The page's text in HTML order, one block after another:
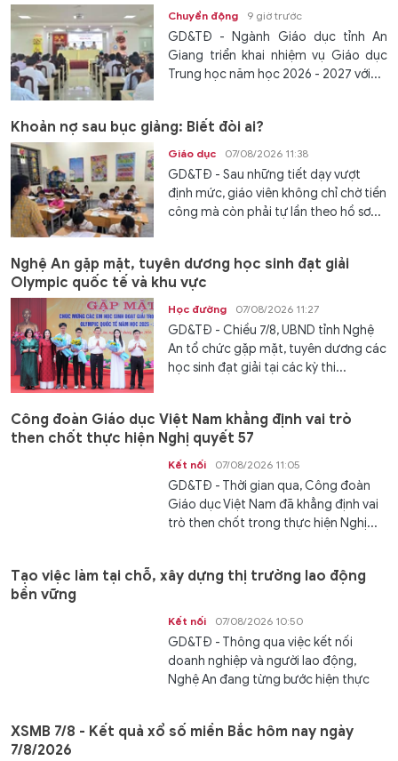
Chuyển động 9 giờ trước
GD&TĐ - Ngành Giáo dục tỉnh An
Giang triển khai nhiệm vụ Giáo dục
Trung học năm học 2026 - 2027 với...
Khoản nợ sau bục giảng: Biết đòi ai?
Giáo dục 07/08/2026 11:38
GD&TĐ - Sau những tiết dạy vượt
định mức, giáo viên không chỉ chờ tiền
công mà còn phải tự lần theo hồ sơ...
Nghệ An gặp mặt, tuyên dương học sinh đạt giải
Olympic quốc tế và khu vực
Học đường 07/08/2026 11:27
GD&TĐ - Chiều 7/8, UBND tỉnh Nghệ
An tổ chức gặp mặt, tuyên dương các
học sinh đạt giải tại các kỳ thi...
Công đoàn Giáo dục Việt Nam khẳng định vai trò
then chốt thực hiện Nghị quyết 57
Kết nối 07/08/2026 11:05
GD&TĐ - Thời gian qua, Công đoàn
Giáo dục Việt Nam đã khẳng định vai
trò then chốt trong thực hiện Nghị...
Tạo việc làm tại chỗ, xây dựng thị trường lao động
bền vững
Kết nối 07/08/2026 10:50
GD&TĐ - Thông qua việc kết nối
doanh nghiệp và người lao động,
Nghệ An đang từng bước hiện thực
XSMB 7/8 - Kết quả xổ số miền Bắc hôm nay ngày
7/8/2026